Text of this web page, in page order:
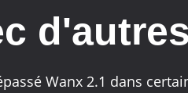
Wanx 2.1 dans